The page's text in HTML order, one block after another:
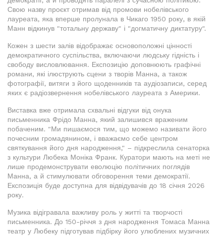
Свою назву проєкт отримав від промови нобелівського
лауреата, яка вперше пролунала в Чикаго 1950 року, в якій
Манн відкинув "тотальну державу" і "догматичну диктатуру".
Кожен з шести залів відображає основоположні цінності
демократичного суспільства, включаючи людську гідність і
свободу висловлювання. Експозицію доповнюють графічні
романи, які ілюструють сцени з творів Манна, а також
фотографії, витяги з його щоденників та аудіозаписи, серед
яких є радіозвернення нобелівського лауреата з Америки.
Виставка вже отримала схвальні відгуки від онука
письменника Фрідо Манна, який залишився враженим
побаченим. "Ми пишаємося тим, що можемо називати його
почесним громадянином, і вважаємо себе центром
святкування його дня народження," – підкреслила сенаторка
з культури Любека Моніка Франк. Куратори мають на меті не
лише продемонструвати еволюцію політичних поглядів
Манна, а й стимулювати обговорення теми демократії.
Експозиція буде доступна для відвідувачів до 18 січня 2026
року.
Музика відігравала важливу роль у житті та творчості
письменника. До 150-річчя з дня народження Томаса Манна
театр у Любеку підготував підбірку його улюблених музичних